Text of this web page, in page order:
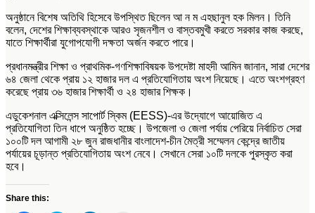
অনুষ্ঠানে বিশেষ অতিথি হিসেবে উপস্থিত ছিলেন আ ন ম এহছানুল হক মিলন। তিনি
বলেন, দেশের শিক্ষাব্যবস্থাকে আরও সৃজনশীল ও বাস্তবমুখী করতে সরকার কাজ করছে,
যাতে শিক্ষার্থীরা যুগোপযোগী দক্ষতা অর্জন করতে পারে।
প্রধানমন্ত্রীর শিক্ষা ও প্রাথমিক-গণশিক্ষাবিষয়ক উপদেষ্টা মাহদী আমিন জানান, সারা দেশের
৬৪ জেলা থেকে প্রায় ১২ হাজার দল এ প্রতিযোগিতায় অংশ নিয়েছে। এতে অংশগ্রহণ
করেছে প্রায় ৩৬ হাজার শিক্ষার্থী ও ২৪ হাজার শিক্ষক।
এডুকেশনাল এক্সিলেন্স সাপোর্ট স্কিম (EESS)-এর উদ্যোগে আয়োজিত এ
প্রতিযোগিতা তিন ধাপে অনুষ্ঠিত হচ্ছে। উপজেলা ও জেলা পর্যায় পেরিয়ে নির্বাচিত সেরা
১০০টি দল আগামী ২৮ জুন রাজধানীর বাংলাদেশ-চীন মৈত্রী সম্মেলন কেন্দ্রে জাতীয়
পর্যায়ের চূড়ান্ত প্রতিযোগিতায় অংশ নেবে। সেখানে সেরা ১০টি দলকে পুরস্কৃত করা
হবে।
Share this: